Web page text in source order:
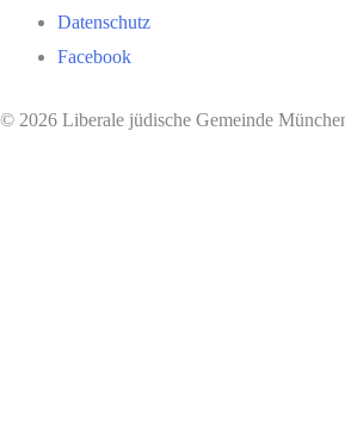
Datenschutz
Facebook
© 2026 Liberale jüdische Gemeinde